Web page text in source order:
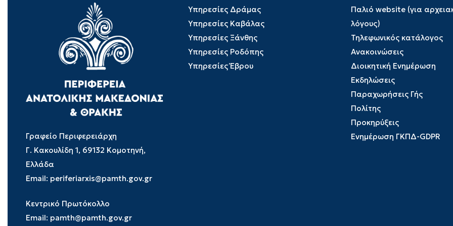
Γραφείο Περιφερειάρχη
Γ. Κακουλίδη 1, 69132 Κομοτηνή,
Ελλάδα
Email: periferiarxis@pamth.gov.gr
Κεντρικό Πρωτόκολλο
Email: pamth@pamth.gov.gr
Υπηρεσίες Δράμας
Υπηρεσίες Καβάλας
Υπηρεσίες Ξάνθης
Υπηρεσίες Ροδόπης
Υπηρεσίες Έβρου
Παλιό website (για
λόγους)
Τηλεφωνικός κατάλογος
Ανακοινώσεις
Διοικητική Ενημέρωση
Εκδηλώσεις
Παραχωρήσεις Γής
Πολίτης
Προκηρύξεις
Ενημέρωση ΓΚΠΔ-GDPR